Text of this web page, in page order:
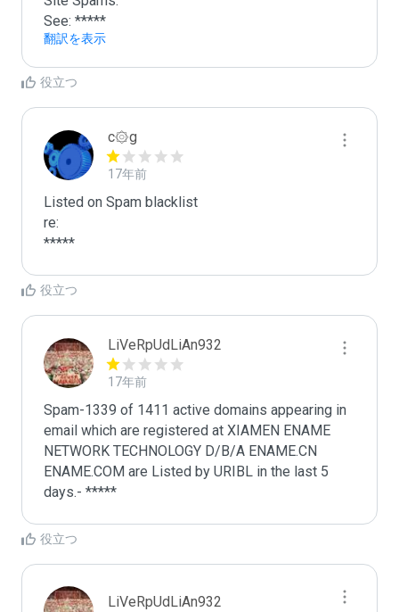
See: *****
翻訳を表示
役立つ
c۞g
17年前
Listed on Spam blacklist
re:
*****
役立つ
LiVeRpUdLiAn932
17年前
Spam-1339 of 1411 active domains appearing in
email which are registered at XIAMEN ENAME
NETWORK TECHNOLOGY D/B/A ENAME.CN
ENAME.COM are Listed by URIBL in the last 5
days.- *****
役立つ
LiVeRpUdLiAn932